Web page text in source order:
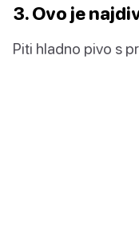
3. Ovo je
Piti hladno pivo s